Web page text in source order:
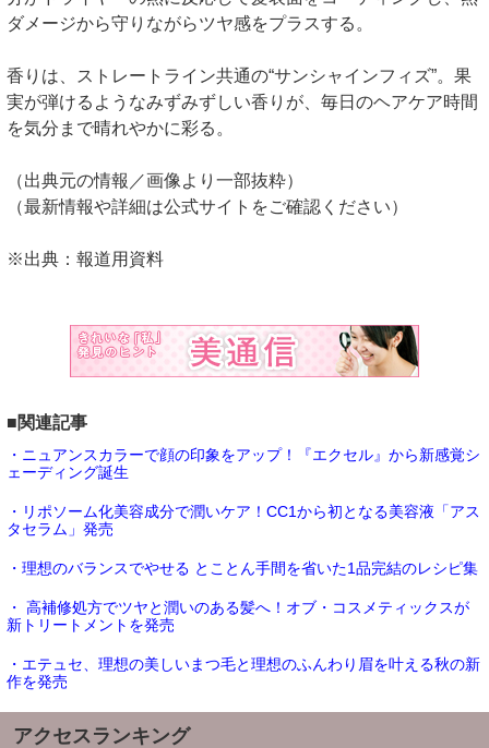
ダメージから守りながらツヤ感をプラスする。
香りは、ストレートライン共通の“サンシャインフィズ”。果
実が弾けるようなみずみずしい香りが、毎日のヘアケア時間
を気分まで晴れやかに彩る。
（出典元の情報／画像より一部抜粋）
（最新情報や詳細は公式サイトをご確認ください）
※出典：報道用資料
■関連記事
・ニュアンスカラーで顔の印象をアップ！『エクセル』から新感覚シ
ェーディング誕生
・リポソーム化美容成分で潤いケア！CC1から初となる美容液「アス
タセラム」発売
・理想のバランスでやせる とことん手間を省いた1品完結のレシピ集
・ 高補修処方でツヤと潤いのある髪へ！オブ・コスメティックスが
新トリートメントを発売
・エテュセ、理想の美しいまつ毛と理想のふんわり眉を叶える秋の新
作を発売
アクセスランキング